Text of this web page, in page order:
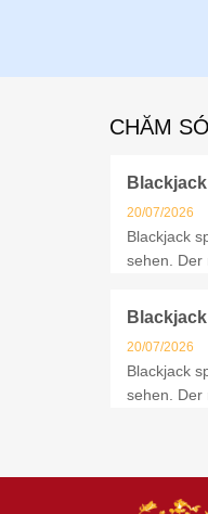
CHĂM
20/07/2026
Blackjack
sehen. Der
20/07/2026
Blackjack
sehen. Der